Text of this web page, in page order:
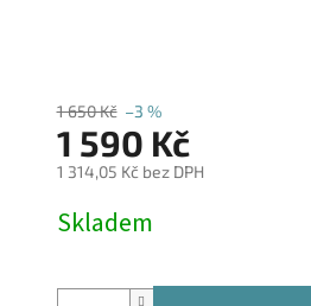
1 650 Kč –3 %
1 590 Kč
1 314,05 Kč bez DPH
cena:
Skladem